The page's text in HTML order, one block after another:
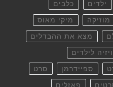
ילדים כלבים
מוזיקה מיקי מאוס
מצא את ההבדלים
לילדים
ספיידרמן סרט
פאזלים